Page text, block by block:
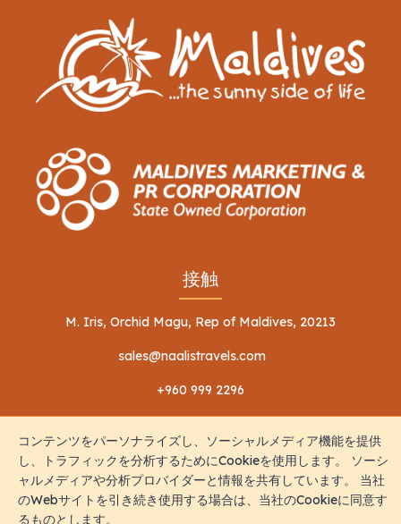
接触
M. Iris, Orchid Magu, Rep of Maldives, 20213
sales@naalistravels.com
+960 999 2296
利用規約 個人情報保護方針
コンテンツをパーソナライズし、ソーシャルメディア機能を提供
し、トラフィックを分析するためにCookieを使用します。 ソーシ
ャルメディアや分析プロバイダーと情報を共有しています。 当社
のWebサイトを引き続き使用する場合は、当社のCookieに同意す
るものとします。